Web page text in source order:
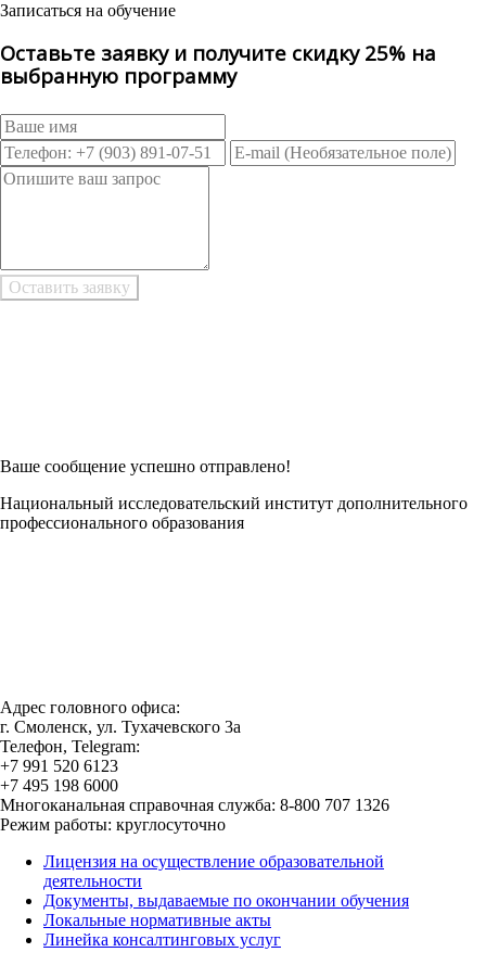
Записаться на обучение
Оставьте заявку и получите скидку 25% на
выбранную программу
Ваше сообщение успешно отправлено!
Национальный исследовательский институт дополнительного
профессионального образования
Адрес головного офиса:
г. Смоленск, ул. Тухачевского 3а
Телефон, Telegram:
+7 991 520 6123
+7 495 198 6000
Многоканальная справочная служба: 8-800 707 1326
Режим работы: круглосуточно
Лицензия на осуществление образовательной
деятельности
Документы, выдаваемые по окончании обучения
Локальные нормативные акты
Линейка консалтинговых услуг